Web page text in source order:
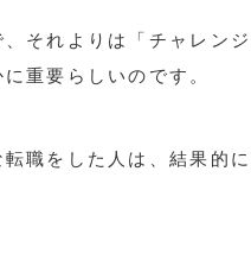
それよりは「チャレン
重要らしいのです。
職をした人は、結果的